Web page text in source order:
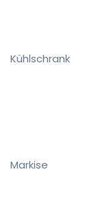
Kühlschrank
Markise